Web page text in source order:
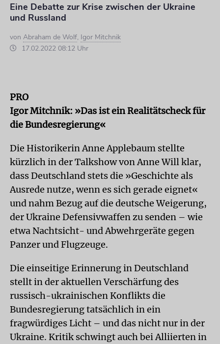
Eine Debatte zur Krise zwischen der Ukraine
und Russland
von Abraham de Wolf, Igor Mitchnik
17.02.2022 08:12 Uhr
PRO
Igor Mitchnik: »Das ist ein Realitätscheck für
die Bundesregierung«
Die Historikerin Anne Applebaum stellte
kürzlich in der Talkshow von Anne Will klar,
dass Deutschland stets die »Geschichte als
Ausrede nutze, wenn es sich gerade eignet«
und nahm Bezug auf die deutsche Weigerung,
der Ukraine Defensivwaffen zu senden – wie
etwa Nachtsicht- und Abwehrgeräte gegen
Panzer und Flugzeuge.
Die einseitige Erinnerung in Deutschland
stellt in der aktuellen Verschärfung des
russisch-ukrainischen Konflikts die
Bundesregierung tatsächlich in ein
fragwürdiges Licht – und das nicht nur in der
Ukraine. Kritik schwingt auch bei Alliierten in